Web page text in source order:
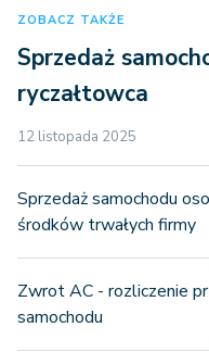
ZOBACZ TAKŻE
Sprzedaż
ryczałtowca
12 listopada 2025
Sprzedaż samochodu
środków trwałych firmy
Zwrot AC - rozliczenie
samochodu